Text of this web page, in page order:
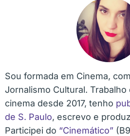
Sou formada em Cinema,
Jornalismo Cultural.
cinema desde 2017, tenho
de S. Paulo, escrevo e
Participei do “Cinemático”